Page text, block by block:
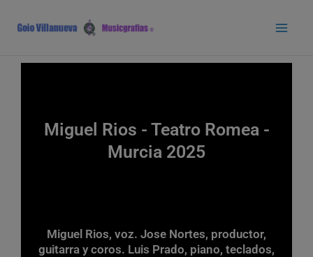
contenido
Miguel Rios - Teatro Romea -
Murcia 2025
Miguel Rios, voz. Jose Nortes, productor,
guitarra y coros. Luis Prado, piano, teclados,